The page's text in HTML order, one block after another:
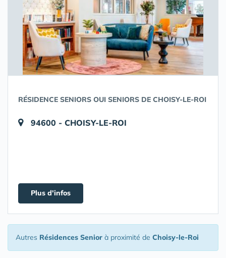
RÉSIDENCE SENIORS OUI SENIORS DE CHOISY-LE-ROI
94600 - CHOISY-LE-ROI
Plus d'infos
Autres Résidences Senior à proximité de Choisy-le-Roi